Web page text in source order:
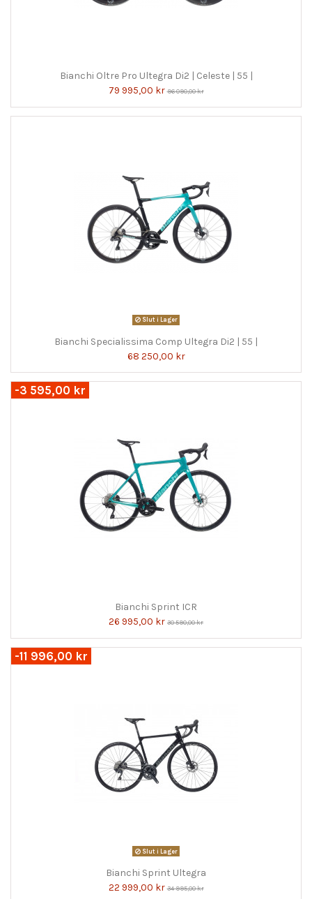
Bianchi Oltre Pro Ultegra Di2 | Celeste | 55 |
79 995,00 kr96 090,00 kr
Slut i Lager
Bianchi Specialissima Comp Ultegra Di2 | 55 |
68 250,00 kr
-3 595,00 kr
Bianchi Sprint ICR
26 995,00 kr 30 590,00 kr
-11 996,00 kr
Slut i Lager
Bianchi Sprint Ultegra
22 999,00 kr34 995,00 kr